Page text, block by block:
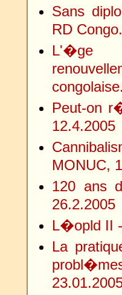
Sans
RD
L'�ge
Peut-on
12.4.2005
MONUC,
120 ans
26.2.2005
L�opld II
La